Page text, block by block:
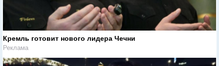
Кремль готовит нового лидера Чечни
Реклама